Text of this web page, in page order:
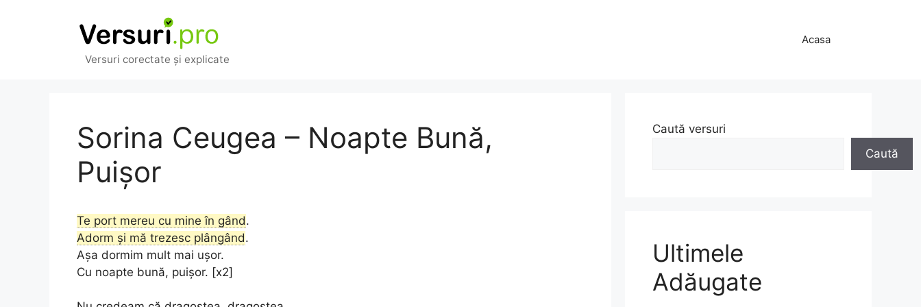
Versuri corectate și explicate
Acasa
Sorina Ceugea – Noapte Bună,
Puișor
Te port mereu cu mine în gând.
Adorm și mă trezesc plângând.
Așa dormim mult mai ușor.
Cu noapte bună, puișor. [x2]
Caută versuri
Caută
Ultimele
Adăugate